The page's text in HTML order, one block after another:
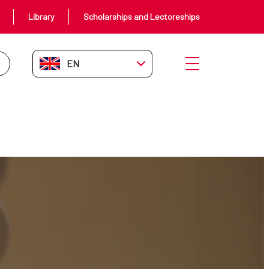
Library Scholarships and Lectoreships
EN-GB Open menu